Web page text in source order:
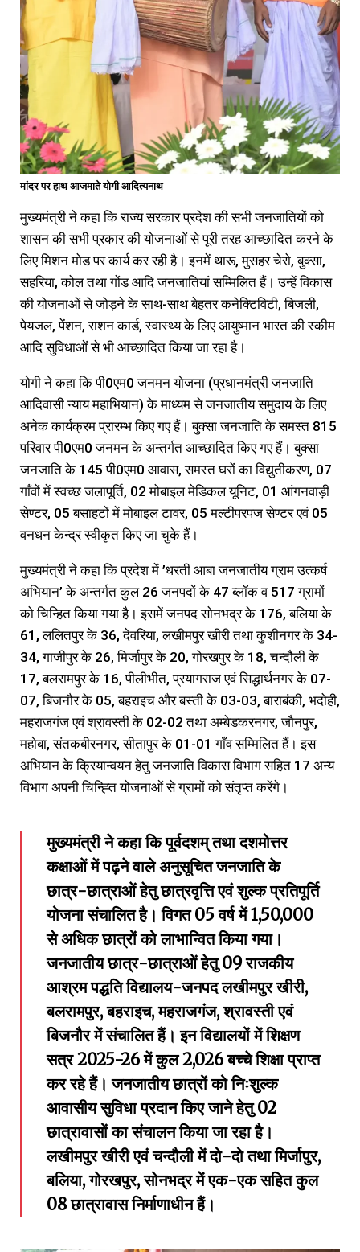
मांदर पर हाथ आजमाते योगी आदित्यनाथ
मुख्यमंत्री ने कहा कि राज्य सरकार प्रदेश की सभी जनजातियों को
शासन की सभी प्रकार की योजनाओं से पूरी तरह आच्छादित करने के
लिए मिशन मोड पर कार्य कर रही है। इनमें थारू, मुसहर चेरो, बुक्सा,
सहरिया, कोल तथा गोंड आदि जनजातियां सम्मिलित हैं। उन्हें विकास
की योजनाओं से जोड़ने के साथ-साथ बेहतर कनेक्टिविटी, बिजली,
पेयजल, पेंशन, राशन कार्ड, स्वास्थ्य के लिए आयुष्मान भारत की स्कीम
आदि सुविधाओं से भी आच्छादित किया जा रहा है।
योगी ने कहा कि पी0एम0 जनमन योजना (प्रधानमंत्री जनजाति
आदिवासी न्याय महाभियान) के माध्यम से जनजातीय समुदाय के लिए
अनेक कार्यक्रम प्रारम्भ किए गए हैं। बुक्सा जनजाति के समस्त 815
परिवार पी0एम0 जनमन के अन्तर्गत आच्छादित किए गए हैं। बुक्सा
जनजाति के 145 पी0एम0 आवास, समस्त घरों का विद्युतीकरण, 07
गाँवों में स्वच्छ जलापूर्ति, 02 मोबाइल मेडिकल यूनिट, 01 आंगनवाड़ी
सेण्टर, 05 बसाहटों में मोबाइल टावर, 05 मल्टीपरपज सेण्टर एवं 05
वनधन केन्द्र स्वीकृत किए जा चुके हैं।
मुख्यमंत्री ने कहा कि प्रदेश में ’धरती आबा जनजातीय ग्राम उत्कर्ष
अभियान’ के अन्तर्गत कुल 26 जनपदों के 47 ब्लॉक व 517 ग्रामों
को चिन्हित किया गया है। इसमें जनपद सोनभद्र के 176, बलिया के
61, ललितपुर के 36, देवरिया, लखीमपुर खीरी तथा कुशीनगर के 34-
34, गाजीपुर के 26, मिर्जापुर के 20, गोरखपुर के 18, चन्दौली के
17, बलरामपुर के 16, पीलीभीत, प्रयागराज एवं सिद्धार्थनगर के 07-
07, बिजनौर के 05, बहराइच और बस्ती के 03-03, बाराबंकी, भदोही,
महराजगंज एवं श्रावस्ती के 02-02 तथा अम्बेडकरनगर, जौनपुर,
महोबा, संतकबीरनगर, सीतापुर के 01-01 गाँव सम्मिलित हैं। इस
अभियान के क्रियान्वयन हेतु जनजाति विकास विभाग सहित 17 अन्य
विभाग अपनी चिन्ह्ति योजनाओं से ग्रामों को संतृप्त करेंगे।
मुख्यमंत्री ने कहा कि पूर्वदशम् तथा दशमोत्तर
कक्षाओं में पढ़ने वाले अनुसूचित जनजाति के
छात्र-छात्राओं हेतु छात्रवृत्ति एवं शुल्क प्रतिपूर्ति
योजना संचालित है। विगत 05 वर्ष में 1,50,000
से अधिक छात्रों को लाभान्वित किया गया।
जनजातीय छात्र-छात्राओं हेतु 09 राजकीय
आश्रम पद्धति विद्यालय-जनपद लखीमपुर खीरी,
बलरामपुर, बहराइच, महराजगंज, श्रावस्ती एवं
बिजनौर में संचालित हैं। इन विद्यालयों में शिक्षण
सत्र 2025-26 में कुल 2,026 बच्चे शिक्षा प्राप्त
कर रहे हैं। जनजातीय छात्रों को निःशुल्क
आवासीय सुविधा प्रदान किए जाने हेतु 02
छात्रावासों का संचालन किया जा रहा है।
लखीमपुर खीरी एवं चन्दौली में दो-दो तथा मिर्जापुर,
बलिया, गोरखपुर, सोनभद्र में एक-एक सहित कुल
08 छात्रावास निर्माणाधीन हैं।